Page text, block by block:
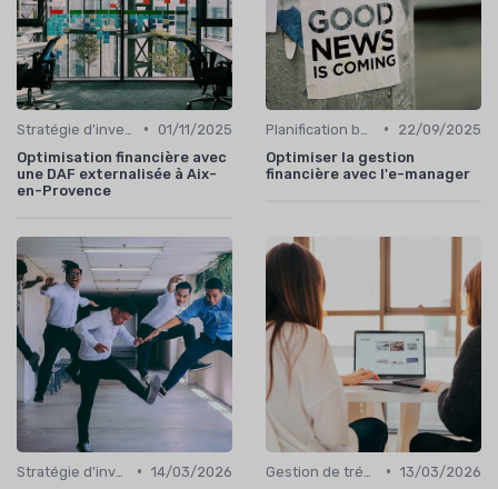
•
01/11/2025
Optimisation financière avec
une DAF externalisée à Aix-
en-Provence
•
22/09/2025
Optimiser la gestion
financière avec l'e-manager
• 14/03/2026
• 13/03/2026